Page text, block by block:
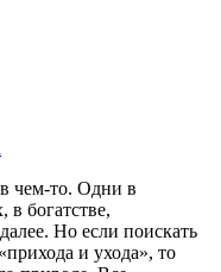
чем-то. Одни в
в богатстве,
Но если поискать
и ухода», то